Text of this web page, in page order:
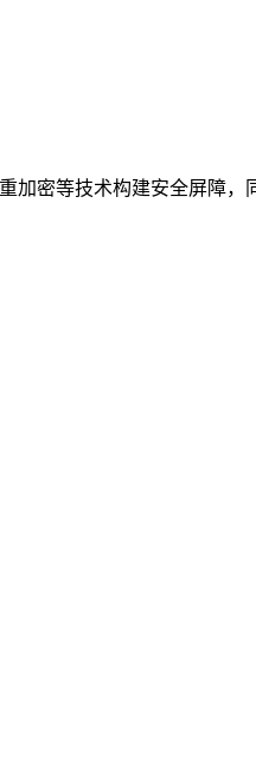
加密等技术构建安全屏障，